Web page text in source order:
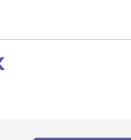
nastavitev
te piškotke ali
delovanja
in